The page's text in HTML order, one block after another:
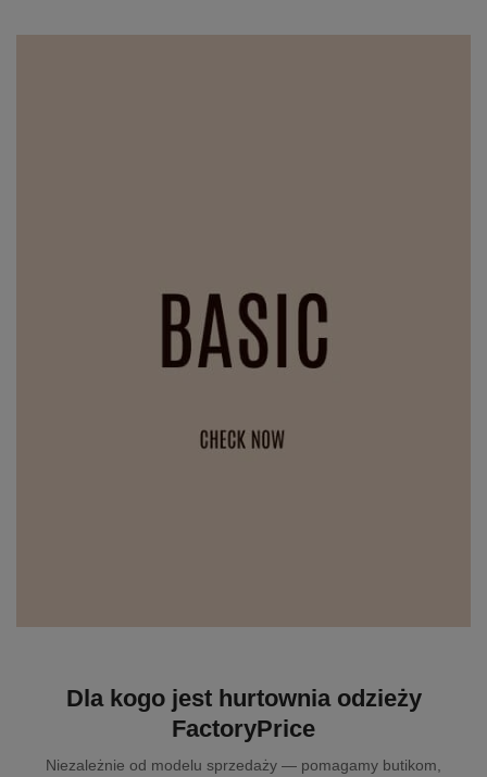
Dla kogo jest hurtownia odzieży
FactoryPrice
Niezależnie od modelu sprzedaży — pomagamy butikom,